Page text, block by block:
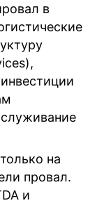
в
на
провал.
и